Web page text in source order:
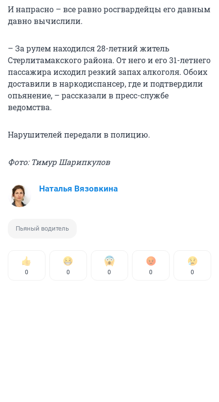
И напрасно – все равно росгвардейцы его давным
давно вычислили.
– За рулем находился 28-летний житель
Стерлитамакского района. От него и его 31-летнего
пассажира исходил резкий запах алкоголя. Обоих
доставили в наркодиспансер, где и подтвердили
опьянение, – рассказали в пресс-службе
ведомства.
Нарушителей передали в полицию.
Фото: Тимур Шарипкулов
Наталья Вязовкина
Пьяный водитель
0 0 0 0 0